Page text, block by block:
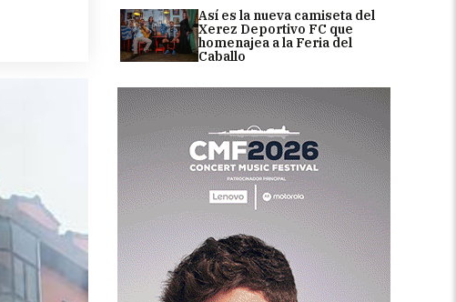
Así es la nueva camiseta del
Xerez Deportivo FC que
homenajea a la Feria del
Caballo